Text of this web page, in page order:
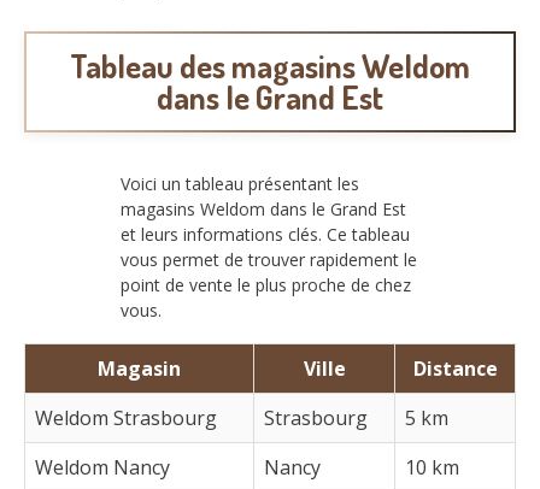
Tableau des magasins Weldom
dans le Grand Est
Voici un tableau présentant les
magasins Weldom dans le Grand Est
et leurs informations clés. Ce tableau
vous permet de trouver rapidement le
point de vente le plus proche de chez
vous.
Magasin Ville
Distance
Weldom Strasbourg
Strasbourg
5 km
Weldom Nancy
Nancy
10 km